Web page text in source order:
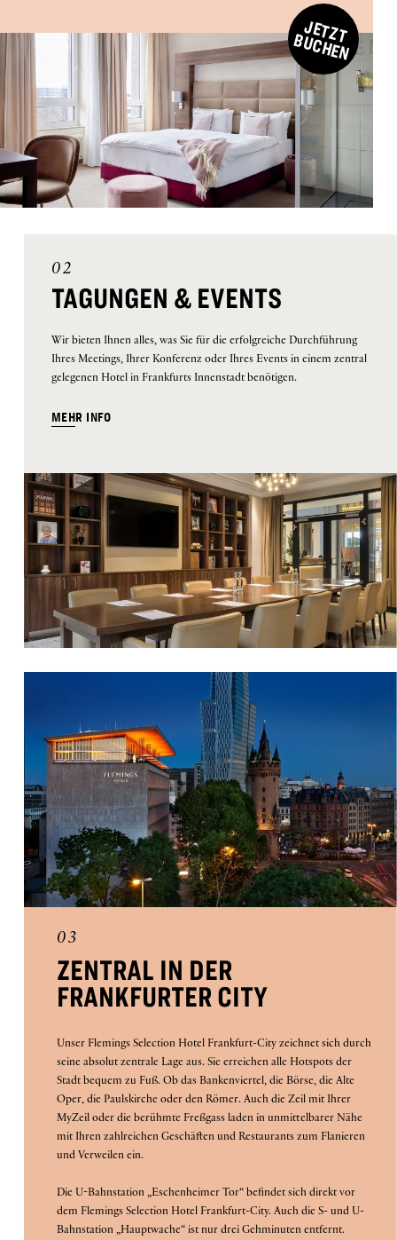
J
E
T
Z
T
B
U
C
H
E
N
02
TAGUNGEN & EVENTS
Wir bieten Ihnen alles, was Sie für die erfolgreiche Durchführung
Ihres Meetings, Ihrer Konferenz oder Ihres Events in einem zentral
gelegenen Hotel in Frankfurts Innenstadt benötigen.
MEHR INFO
03
ZENTRAL IN DER
FRANKFURTER CITY
Unser Flemings Selection Hotel Frankfurt-City zeichnet sich durch
seine absolut zentrale Lage aus. Sie erreichen alle Hotspots der
Stadt bequem zu Fuß. Ob das Bankenviertel, die Börse, die Alte
Oper, die Paulskirche oder den Römer. Auch die Zeil mit Ihrer
MyZeil oder die berühmte Freßgass laden in unmittelbarer Nähe
mit Ihren zahlreichen Geschäften und Restaurants zum Flanieren
und Verweilen ein.
Die U-Bahnstation „Eschenheimer Tor“ befindet sich direkt vor
dem Flemings Selection Hotel Frankfurt-City. Auch die S- und U-
Bahnstation „Hauptwache“ ist nur drei Gehminuten entfernt.